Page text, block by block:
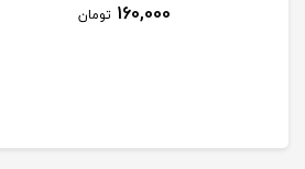
160,000 تومان